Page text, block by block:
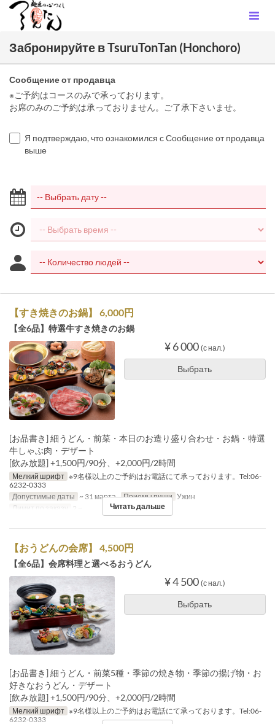
Забронируйте в TsuruTonTan (Honchoro)
Сообщение от продавца
※ご予約はコースのみで承っております。
お席のみのご予約は承っておりません。ご了承下さいませ。
Я подтверждаю, что ознакомился с Сообщение от продавца
выше
【すき焼きのお鍋】 6,000円
【全6品】特選牛すき焼きのお鍋
¥ 6 000 (с нал.)
Выбрать
[お品書き] 細うどん・前菜・本日のお造り盛り合わせ・お鍋・特選
牛しゃぶ肉・デザート
[飲み放題] +1,500円/90分、+2,000円/2時間
Мелкий шрифт ※9名様以上のご予約はお電話にて承っております。Tel:06-
6232-0333
Допустимые даты ~ 31 марта. Приемы пищи Ужин
Лимит по заказу 2 ~ Читать дальше
【おうどんの会席】 4,500円
【全6品】会席料理と選べるおうどん
¥ 4 500 (с нал.)
Выбрать
[お品書き] 細うどん・前菜5種・季節の焼き物・季節の揚げ物・お
好きなおうどん・デザート
[飲み放題] +1,500円/90分、+2,000円/2時間
Мелкий шрифт ※9名様以上のご予約はお電話にて承っております。Tel:06-
6232-0333